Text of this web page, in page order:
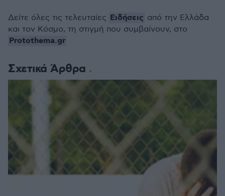
Σχετικά Άρθρα
Δείτε όλες τις τελευταίες Ειδήσεις από την Ελλάδα
και τον Κόσμο, τη στιγμή που συμβαίνουν, στο
Protothema.gr